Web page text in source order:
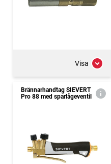
Visa
Brännarhandtag SIEVERT
Pro 88 med sparlågeventil